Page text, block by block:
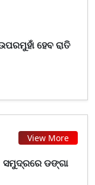
ହେବ ରାତି
View More
ସମୁଦ୍ରରେ ଡଙ୍ଗା